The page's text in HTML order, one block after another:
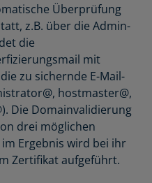
Überprüfung
z.B. über die Admin-
die
mit
zu sichernde E-Mail-
hostmaster@,
Die Domainvalidierung
drei möglichen
Ergebnis wird bei ihr
Zertifikat aufgeführt.